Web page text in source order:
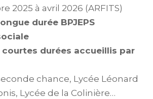
2025 à avril 2026 (ARFITS)
durée BPJEPS
durées accueillis par
chance, Lycée Léonard
Lycée de la Colinière…